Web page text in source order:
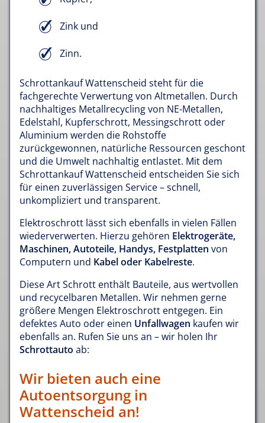
Zink und
Zinn.
Schrottankauf Wattenscheid steht für die
fachgerechte Verwertung von Altmetallen. Durch
nachhaltiges Metallrecycling von NE-Metallen,
Edelstahl, Kupferschrott, Messingschrott oder
Aluminium werden die Rohstoffe
zurückgewonnen, natürliche Ressourcen geschont
und die Umwelt nachhaltig entlastet. Mit dem
Schrottankauf Wattenscheid entscheiden Sie sich
für einen zuverlässigen Service – schnell,
unkompliziert und transparent.
Elektroschrott lässt sich ebenfalls in vielen Fällen
wiederverwerten. Hierzu gehören Elektrogeräte,
Maschinen, Autoteile, Handys, Festplatten von
Computern und Kabel oder Kabelreste.
Diese Art Schrott enthält Bauteile, aus wertvollen
und recycelbaren Metallen. Wir nehmen gerne
größere Mengen Elektroschrott entgegen. Ein
defektes Auto oder einen Unfallwagen kaufen wir
ebenfalls an. Rufen Sie uns an – wir holen Ihr
Schrottauto ab:
Wir bieten auch eine
Autoentsorgung in
Wattenscheid an!